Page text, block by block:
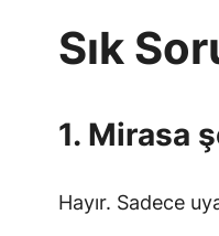
Sık
1. Mirasa
Hayır. Sadece